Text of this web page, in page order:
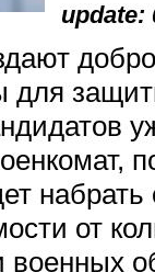
update:
для
набрать
от